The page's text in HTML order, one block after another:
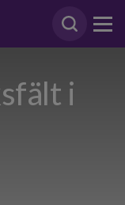
i